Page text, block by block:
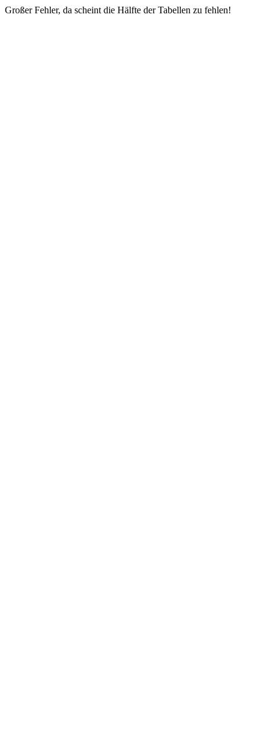
Großer Fehler, da scheint die Hälfte der Tabellen zu fehlen!